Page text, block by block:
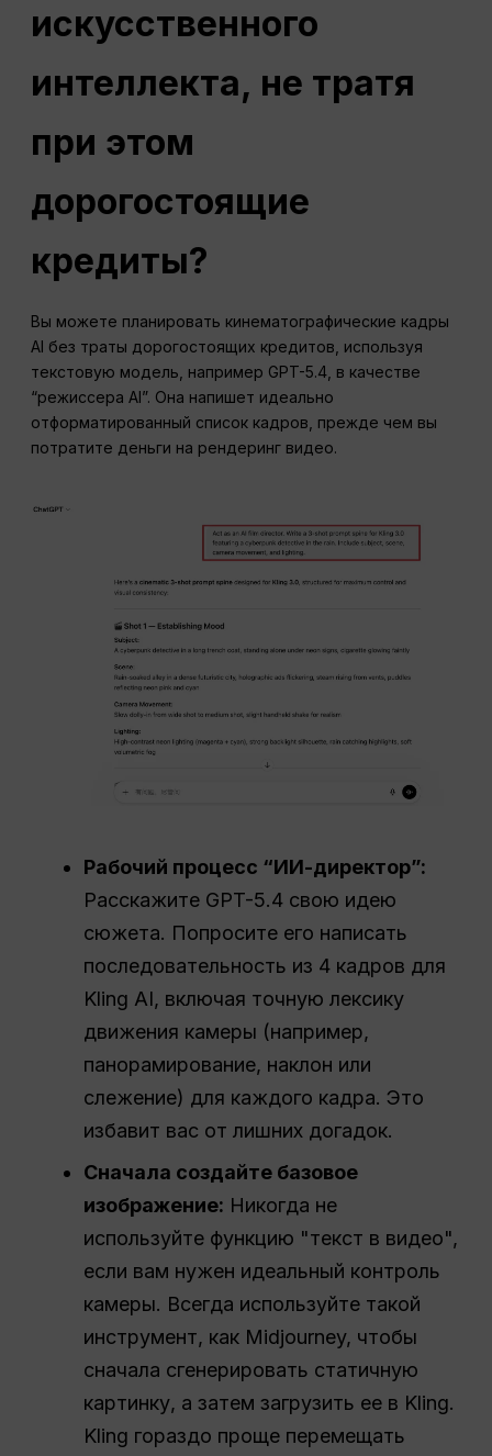
искусственного
интеллекта, не тратя
при этом
дорогостоящие
кредиты?
Вы можете планировать кинематографические кадры
AI без траты дорогостоящих кредитов, используя
текстовую модель, например GPT-5.4, в качестве
“режиссера AI”. Она напишет идеально
отформатированный список кадров, прежде чем вы
потратите деньги на рендеринг видео.
Рабочий процесс “ИИ-директор”:
Расскажите GPT-5.4 свою идею
сюжета. Попросите его написать
последовательность из 4 кадров для
Kling AI, включая точную лексику
движения камеры (например,
панорамирование, наклон или
слежение) для каждого кадра. Это
избавит вас от лишних догадок.
Сначала создайте базовое
изображение: Никогда не
используйте функцию "текст в видео",
если вам нужен идеальный контроль
камеры. Всегда используйте такой
инструмент, как Midjourney, чтобы
сначала сгенерировать статичную
картинку, а затем загрузить ее в Kling.
Kling гораздо проще перемещать